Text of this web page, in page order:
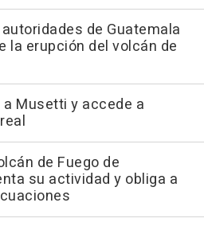
de Guatemala
la erupción del volcán de
Musetti y accede a
de Fuego de
su actividad y obliga a